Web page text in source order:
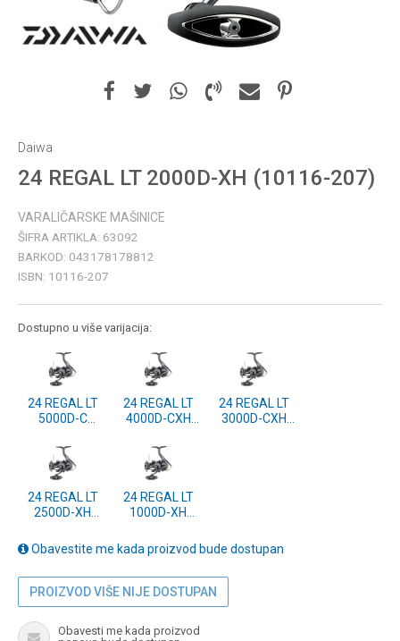
Daiwa
24 REGAL LT 2000D-XH (10116-207)
VARALIČARSKE MAŠINICE
ŠIFRA ARTIKLA: 63092
BARKOD: 043178178812
ISBN: 10116-207
Dostupno u više varijacija:
24 REGAL LT
5000D-C
24 REGAL LT
4000D-CXH
24 REGAL LT
3000D-CXH
24 REGAL LT
2500D-XH
24 REGAL LT
1000D-XH
Obavestite me kada proizvod bude dostupan
PROIZVOD VIŠE NIJE DOSTUPAN
Obavesti me kada proizvod